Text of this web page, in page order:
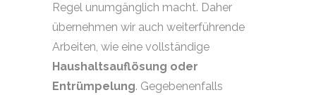
Regel unumgänglich macht. Daher
übernehmen wir auch weiterführende
Arbeiten, wie eine vollständige
Haushaltsauflösung oder
Entrümpelung. Gegebenenfalls